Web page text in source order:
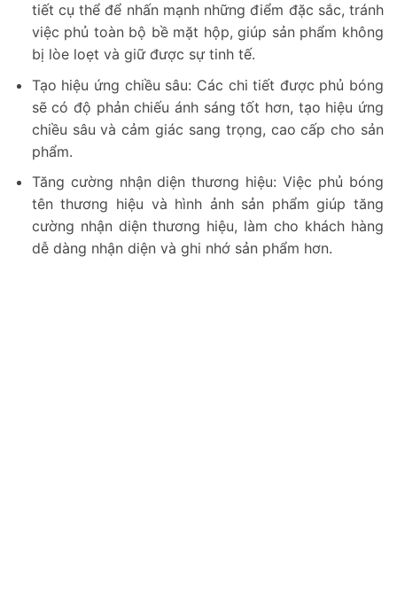
tiết cụ thể để nhấn mạnh những điểm đặc sắc, tránh
việc phủ toàn bộ bề mặt hộp, giúp sản phẩm không
bị lòe loẹt và giữ được sự tinh tế.
Tạo hiệu ứng chiều sâu: Các chi tiết được phủ bóng
sẽ có độ phản chiếu ánh sáng tốt hơn, tạo hiệu ứng
chiều sâu và cảm giác sang trọng, cao cấp cho sản
phẩm.
Tăng cường nhận diện thương hiệu: Việc phủ bóng
tên thương hiệu và hình ảnh sản phẩm giúp tăng
cường nhận diện thương hiệu, làm cho khách hàng
dễ dàng nhận diện và ghi nhớ sản phẩm hơn.